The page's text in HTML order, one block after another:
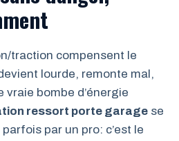
traction compensent le
lourde, remonte mal,
vraie bombe d’énergie
ressort porte garage se
par un pro: c’est le